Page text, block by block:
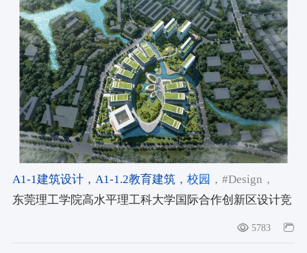
A1-1建筑设计，A1-1.2教育建筑，校园 ，#Design ，
#Residential，#architecture
东莞理工学院高水平理工科大学国际合作创新区设计竞
5783